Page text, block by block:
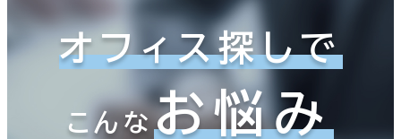
オフィス探しで
こんなお悩み